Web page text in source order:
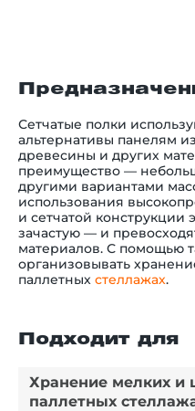
Сетчатые полки
альтернативы панелям
древесины и других
преимущество —
другими вариантами
использования
и сетчатой конструкции
зачастую — и
материалов. С помощью
организовывать
паллетных стеллажах.
Подходит для
Хранение мелких и
паллетных